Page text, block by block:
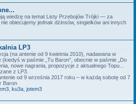
wiedzę na temat Listy Przebojów Trójki — za
nie obiecujemy jednak dżinsów, singielków ani innych
LP3
(na antenie od 9 kwietnia 2010), nadawana w
(kiedyś w paśmie „Tu Baron”, obecnie w paśmie „Do
nowe nagrania, propozycje z aktualnego Topu...
z LP3.
od 9 września 2017 roku – w każdą sobotę od 7
Baron
ku3a jotem3